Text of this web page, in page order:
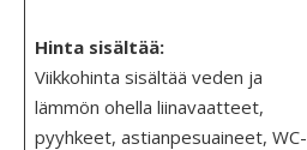
Hinta sisältää:
Viikkohinta sisältää veden ja
lämmön ohella liinavaatteet,
pyyhkeet, astianpesuaineet, WC-